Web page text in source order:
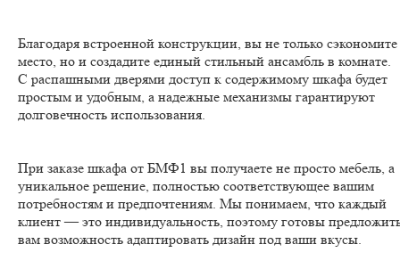
Благодаря встроенной конструкции, вы не только сэкономите
место, но и создадите единый стильный ансамбль в комнате.
С распашными дверями доступ к содержимому шкафа будет
простым и удобным, а надежные механизмы гарантируют
долговечность использования.
При заказе шкафа от БМФ1 вы получаете не просто мебель, а
уникальное решение, полностью соответствующее вашим
потребностям и предпочтениям. Мы понимаем, что каждый
клиент — это индивидуальность, поэтому готовы
вам возможность адаптировать дизайн под ваши вкусы.